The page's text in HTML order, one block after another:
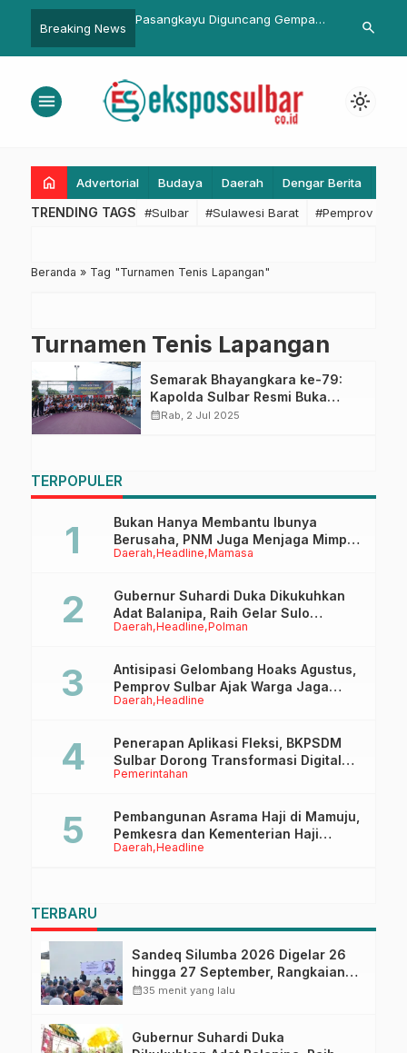
Breaking News
Murah di Sumare,
Sangat Antusias
Pasangkayu Diguncang Gempa
di Rujab Bupati
Rapat
Dukungan
PTM
search
menu light_mode
home Advertorial Budaya Daerah Dengar Berita
TRENDING TAGS #Sulbar #Sulawesi Barat #Pemprov
Beranda » Tag "Turnamen Tenis Lapangan"
Turnamen Tenis Lapangan
Semarak Bhayangkara ke-79:
Kapolda Sulbar Resmi Buka
Turnamen Tenis Lapangan
calendar_monthRab, 2 Jul 2025
TERPOPULER
Daerah Headline Mamasa
Bukan Hanya Membantu Ibunya
Berusaha, PNM Juga Menjaga Mimpi
Anaknya Untuk Menggapai Cita-Cita
Daerah Headline Polman
Gubernur Suhardi Duka Dikukuhkan
Adat Balanipa, Raih Gelar Sulo
Tappidena
Daerah Headline
Antisipasi Gelombang Hoaks Agustus,
Pemprov Sulbar Ajak Warga Jaga
Ruang Digital
Pemerintahan
Penerapan Aplikasi Fleksi, BKPSDM
Sulbar Dorong Transformasi Digital
Sistem Kehadiran ASN
Daerah Headline
Pembangunan Asrama Haji di Mamuju,
Pemkesra dan Kementerian Haji
Sulbar Tinjau Lokasi
TERBARU
Sandeq Silumba 2026 Digelar 26
hingga 27 September, Rangkaian
HUT Sulbar
calendar_month35 menit yang lalu
Gubernur Suhardi Duka